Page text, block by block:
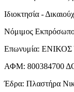
Ιδιοκτησία -
Νόμιμος
Επωνυμία: ΕΝΙΚΟΣ
ΑΦΜ: 800384700
Έδρα: Πλαστήρα